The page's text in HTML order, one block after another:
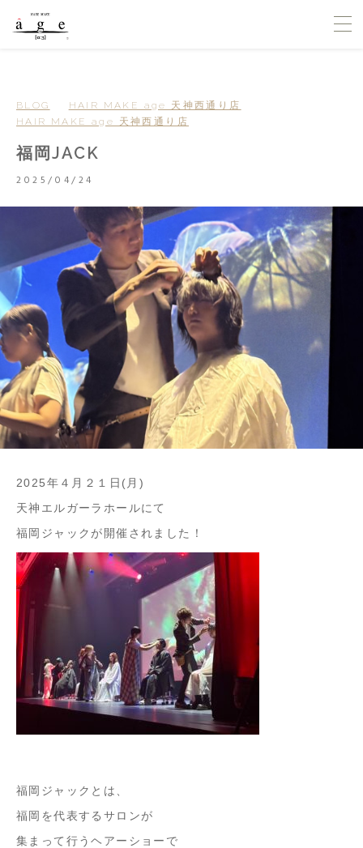
BLOG
HAIR MAKE age 天神西通り店
HAIR MAKE age 天神西通り店
福岡JACK
2025/04/24
2025年４月２１日(月)
天神エルガーラホールにて
福岡ジャックが開催されました！
福岡ジャックとは、
福岡を代表するサロンが
集まって行うヘアーショーで